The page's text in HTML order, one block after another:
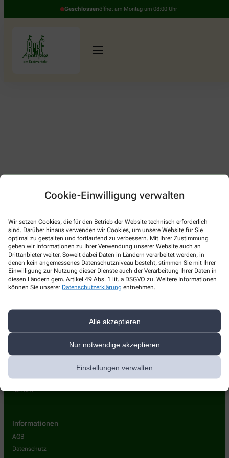
Cookie-Einwilligung verwalten
Wir setzen Cookies, die für den Betrieb der Website technisch erforderlich
sind. Darüber hinaus verwenden wir Cookies, um unsere Website für Sie
optimal zu gestalten und fortlaufend zu verbessern. Mit Ihrer Zustimmung
geben wir Informationen zu Ihrer Verwendung unserer Website auch an
Drittanbieter weiter. Soweit dabei Daten in Ländern verarbeitet werden, in
denen kein angemessenes Datenschutzniveau besteht, stimmen Sie mit Ihrer
Einwilligung zur Nutzung dieser Dienste auch der Verarbeitung Ihrer Daten in
diesen Ländern gem. Artikel 49 Abs. 1 lit. a DSGVO zu. Weitere Informationen
können Sie unserer Datenschutzerklärung entnehmen.
Alle akzeptieren
Nur notwendige akzeptieren
Einstellungen verwalten
Geschlossenöffnet am Montag um 08:00 Uhr
Burg-Apotheke am Kreisverkehr
Friedrich-Ebert-Str. 58,46535 Dinslaken
+49-2064/5 74 40
+49-2064/5 20 02
Leistungen
Kontakt
Informationen
AGB
Datenschutz